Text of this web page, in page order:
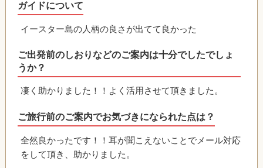
ガイドについて
イースター島の人柄の良さが出てて良かった
ご出発前のしおりなどのご案内は十分でしたでしょ
うか？
凄く助かりました！！よく活用させて頂きました。
ご旅行前のご案内でお気づきになられた点は？
全然良かったです！！耳が聞こえないことでメール対応
をして頂き、助かりました。